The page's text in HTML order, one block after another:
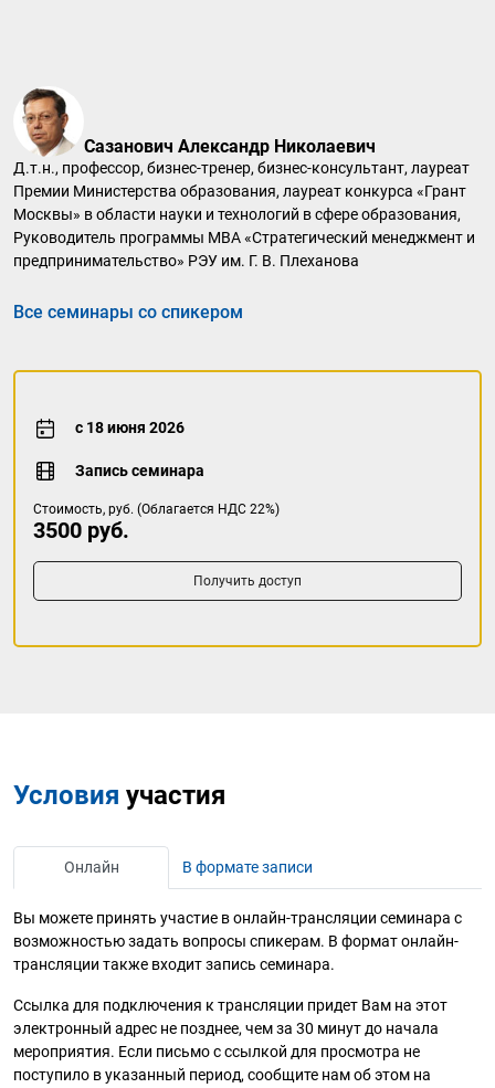
Сазанович Александр Николаевич
Д.т.н., профессор, бизнес-тренер, бизнес-консультант, лауреат
Премии Министерства образования, лауреат конкурса «Грант
Москвы» в области науки и технологий в сфере образования,
Руководитель программы МВА «Стратегический менеджмент и
предпринимательство» РЭУ им. Г. В. Плеханова
Все семинары со спикером
с 18 июня 2026
Запись семинара
Стоимость, руб. (Облагается НДС 22%)
3500 руб.
Получить доступ
Условия участия
Онлайн В формате записи
Вы можете принять участие в онлайн-трансляции семинара с
возможностью задать вопросы спикерам. В формат онлайн-
трансляции также входит запись семинара.
Ссылка для подключения к трансляции придет Вам на этот
электронный адрес не позднее, чем за 30 минут до начала
мероприятия. Если письмо с ссылкой для просмотра не
поступило в указанный период, сообщите нам об этом на